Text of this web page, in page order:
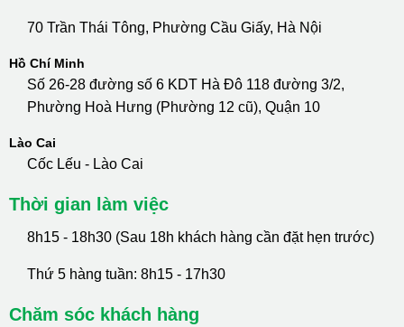
70 Trần Thái Tông, Phường Cầu Giấy, Hà Nội
Hồ Chí Minh
Số 26-28 đường số 6 KDT Hà Đô 118 đường 3/2,
Phường Hoà Hưng (Phường 12 cũ), Quận 10
Lào Cai
Cốc Lếu - Lào Cai
Thời gian làm việc
8h15 - 18h30 (Sau 18h khách hàng cần đặt hẹn trước)
Thứ 5 hàng tuần: 8h15 - 17h30
Chăm sóc khách hàng